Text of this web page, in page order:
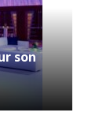
son